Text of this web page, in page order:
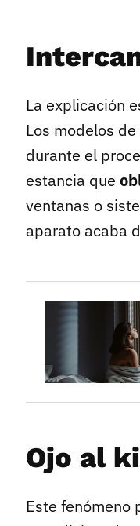
La explicación
Los modelos
durante el
estancia que
ventanas o
aparato acaba
Ojo al
Este fenómeno